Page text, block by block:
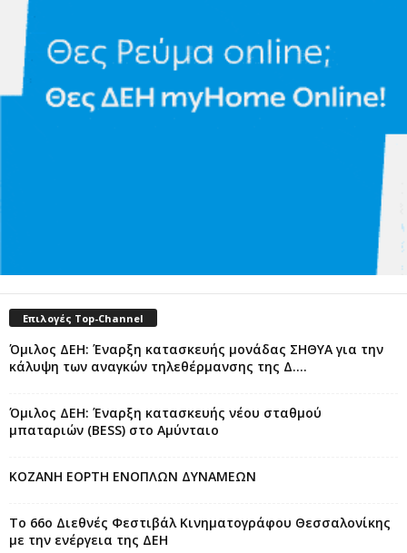
Επιλογές Top-Channel
Όμιλος ΔΕΗ: Έναρξη κατασκευής μονάδας ΣΗΘΥΑ για την
κάλυψη των αναγκών τηλεθέρμανσης της Δ....
Όμιλος ΔΕΗ: Έναρξη κατασκευής νέου σταθμού
μπαταριών (BESS) στο Αμύνταιο
ΚΟΖΑΝΗ ΕΟΡΤΗ ΕΝΟΠΛΩΝ ΔΥΝΑΜΕΩΝ
Το 66ο Διεθνές Φεστιβάλ Κινηματογράφου Θεσσαλονίκης
με την ενέργεια της ΔΕΗ